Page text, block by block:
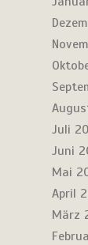
Juli
Juni
Mai
April
März